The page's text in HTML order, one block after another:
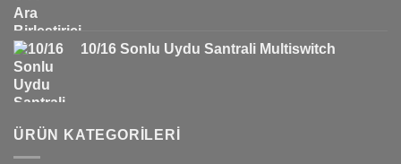
10/16 Sonlu Uydu Santrali Multiswitch
ÜRÜN KATEGORILERI